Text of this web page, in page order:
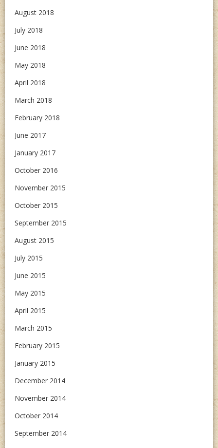
August 2018
July 2018
June 2018
May 2018
April 2018
March 2018
February 2018
June 2017
January 2017
October 2016
November 2015
October 2015
September 2015
August 2015
July 2015
June 2015
May 2015
April 2015
March 2015
February 2015
January 2015
December 2014
November 2014
October 2014
September 2014